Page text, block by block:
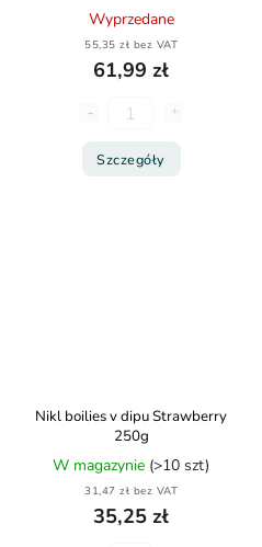
Wyprzedane
55,35 zł bez VAT
61,99 zł
Szczegóły
Nikl boilies v dipu Strawberry
250g
W magazynie (>10 szt)
31,47 zł bez VAT
35,25 zł